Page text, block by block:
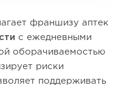
франшизу аптек
с ежедневными
оборачиваемостью
риски
поддерживать